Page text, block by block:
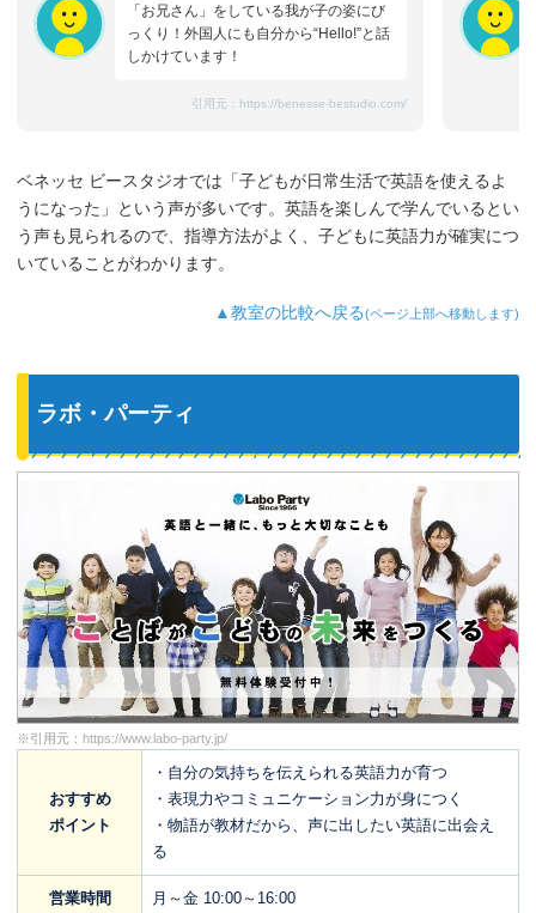
「お兄さん」をしている我が子の姿にび
っくり！外国人にも自分から“Hello!”と話
しかけています！
引用元： https://benesse-bestudio.com/
ベネッセ ビースタジオでは「子どもが日常生活で英語を使えるよ
うになった」という声が多いです。英語を楽しんで学んでいるとい
う声も見られるので、指導方法がよく、子どもに英語力が確実につ
いていることがわかります。
▲教室の比較へ戻る(ページ上部へ移動します)
ラボ・パーティ
※引用元： https://www.labo-party.jp/
おすすめ
ポイント
・自分の気持ちを伝えられる英語力が育つ
・表現力やコミュニケーション力が身につく
・物語が教材だから、声に出したい英語に出会え
る
営業時間
月～金 10:00～16:00